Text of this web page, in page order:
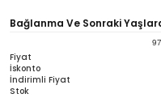
Bağlanma Ve Sonraki
Fiyat
İskonto
İndirimli Fiyat
Stok